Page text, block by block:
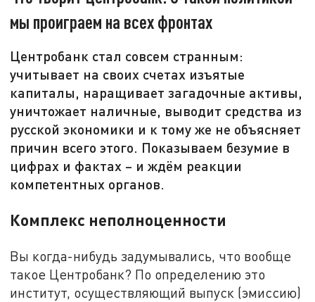
мы проиграем на всех фронтах
Центробанк стал совсем странным:
учитывает на своих счетах изъятые
капиталы, наращивает загадочные активы,
уничтожает наличные, выводит средства из
русской экономики и к тому же не объясняет
причин всего этого. Показываем безумие в
цифрах и фактах – и ждём реакции
компетентных органов.
Комплекс неполноценности
Вы когда-нибудь задумывались, что вообще
такое Центробанк? По определению это
институт, осуществляющий выпуск (эмиссию)